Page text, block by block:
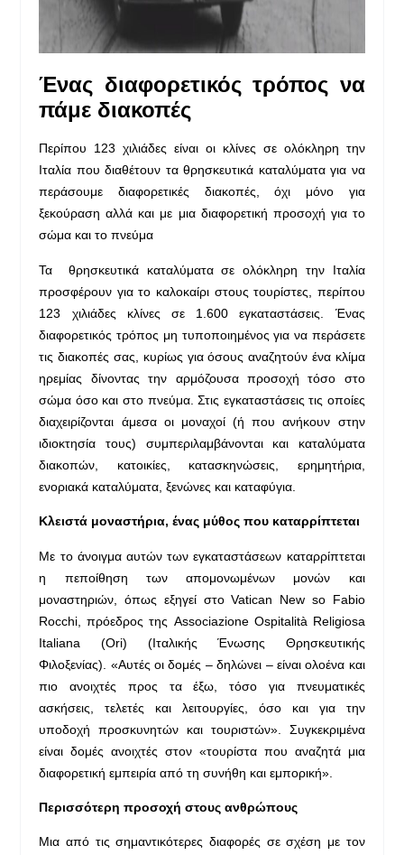
Ένας διαφορετικός τρόπος να
πάμε διακοπές
Περίπου 123 χιλιάδες είναι οι κλίνες σε ολόκληρη την
Ιταλία που διαθέτουν τα θρησκευτικά καταλύματα για να
περάσουμε διαφορετικές διακοπές, όχι μόνο για
ξεκούραση αλλά και με μια διαφορετική προσοχή για το
σώμα και το πνεύμα
Τα θρησκευτικά καταλύματα σε ολόκληρη την Ιταλία
προσφέρουν για το καλοκαίρι στους τουρίστες, περίπου
123 χιλιάδες κλίνες σε 1.600 εγκαταστάσεις. Ένας
διαφορετικός τρόπος μη τυποποιημένος για να περάσετε
τις διακοπές σας, κυρίως για όσους αναζητούν ένα κλίμα
ηρεμίας δίνοντας την αρμόζουσα προσοχή τόσο στο
σώμα όσο και στο πνεύμα. Στις εγκαταστάσεις τις οποίες
διαχειρίζονται άμεσα οι μοναχοί (ή που ανήκουν στην
ιδιοκτησία τους) συμπεριλαμβάνονται και καταλύματα
διακοπών, κατοικίες, κατασκηνώσεις, ερημητήρια,
ενοριακά καταλύματα, ξενώνες και καταφύγια.
Κλειστά μοναστήρια, ένας μύθος που καταρρίπτεται
Με το άνοιγμα αυτών των εγκαταστάσεων καταρρίπτεται
η πεποίθηση των απομονωμένων μονών και
μοναστηριών, όπως εξηγεί στο Vatican New sο Fabio
Rocchi, πρόεδρος της Associazione Ospitalità Religiosa
Italiana (Ori) (Ιταλικής Ένωσης Θρησκευτικής
Φιλοξενίας). «Αυτές οι δομές – δηλώνει – είναι ολοένα και
πιο ανοιχτές προς τα έξω, τόσο για πνευματικές
ασκήσεις, τελετές και λειτουργίες, όσο και για την
υποδοχή προσκυνητών και τουριστών». Συγκεκριμένα
είναι δομές ανοιχτές στον «τουρίστα που αναζητά μια
διαφορετική εμπειρία από τη συνήθη και εμπορική».
Περισσότερη προσοχή στους ανθρώπους
Μια από τις σημαντικότερες διαφορές σε σχέση με τον